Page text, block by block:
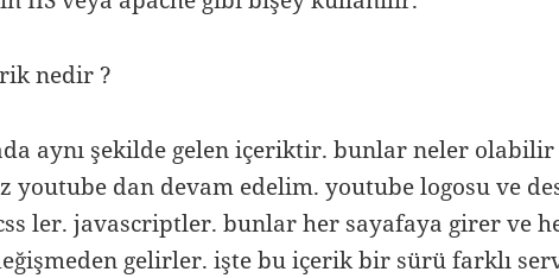
nedir ?
aynı şekilde gelen içeriktir. bunlar neler olabilir
youtube dan devam edelim. youtube logosu ve
ler. javascriptler. bunlar her sayafaya girer ve
gelirler. işte bu içerik bir sürü farklı